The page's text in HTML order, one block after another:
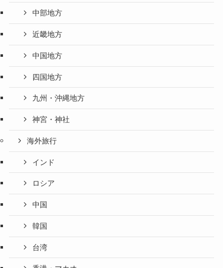
中部地方
近畿地方
中国地方
四国地方
九州・沖縄地方
神宮・神社
海外旅行
インド
ロシア
中国
韓国
台湾